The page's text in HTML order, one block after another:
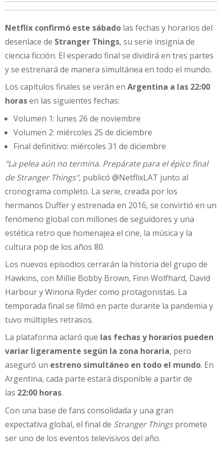
Netflix confirmó este sábado las fechas y horarios del
desenlace de Stranger Things, su serie insignia de
ciencia ficción. El esperado final se dividirá en tres partes
y se estrenará de manera simultánea en todo el mundo.
Los capítulos finales se verán en Argentina a las 22:00
horasen las siguientes fechas:
Volumen 1: lunes 26 de noviembre
Volumen 2: miércoles 25 de diciembre
Final definitivo: miércoles 31 de diciembre
"La pelea aún no termina. Prepárate para el épico final
de Stranger Things", publicó @NetflixLAT junto al
cronograma completo. La serie, creada por los
hermanos Duffer y estrenada en 2016, se convirtió en un
fenómeno global con millones de seguidores y una
estética retro que homenajea el cine, la música y la
cultura pop de los años 80.
Los nuevos episodios cerrarán la historia del grupo de
Hawkins, con Millie Bobby Brown, Finn Wolfhard, David
Harbour y Winona Ryder como protagonistas. La
temporada final se filmó en parte durante la pandemia y
tuvo múltiples retrasos.
La plataforma aclaró que las fechas y horarios pueden
variar ligeramente según la zona horaria, pero
aseguró un estreno simultáneo en todo el mundo. En
Argentina, cada parte estará disponible a partir de
las 22:00 horas.
Con una base de fans consolidada y una gran
expectativa global, el final de Stranger Thingspromete
ser uno de los eventos televisivos del año.